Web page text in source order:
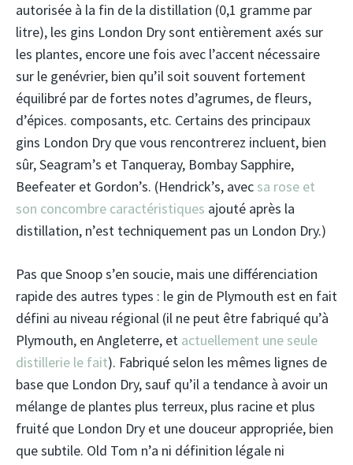
autorisée à la fin de la distillation (0,1 gramme par
litre), les gins London Dry sont entièrement axés sur
les plantes, encore une fois avec l’accent nécessaire
sur le genévrier, bien qu’il soit souvent fortement
équilibré par de fortes notes d’agrumes, de fleurs,
d’épices. composants, etc. Certains des principaux
gins London Dry que vous rencontrerez incluent, bien
sûr, Seagram’s et Tanqueray, Bombay Sapphire,
Beefeater et Gordon’s. (Hendrick’s, avec sa rose et
son concombre caractéristiques ajouté après la
distillation, n’est techniquement pas un London Dry.)
Pas que Snoop s’en soucie, mais une différenciation
rapide des autres types : le gin de Plymouth est en fait
défini au niveau régional (il ne peut être fabriqué qu’à
Plymouth, en Angleterre, et actuellement une seule
distillerie le fait). Fabriqué selon les mêmes lignes de
base que London Dry, sauf qu’il a tendance à avoir un
mélange de plantes plus terreux, plus racine et plus
fruité que London Dry et une douceur appropriée, bien
que subtile. Old Tom n’a ni définition légale ni